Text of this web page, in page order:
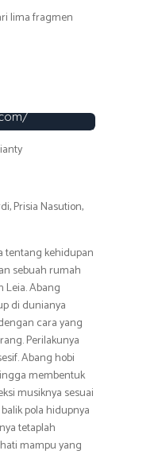
lima fragmen
Nasution,
tentang kehidupan
sebuah rumah
Leia. Abang
di dunianya
cara yang
Perilakunya
Abang hobi
membentuk
musiknya sesuai
pola hidupnya
tetaplah
mampu yang